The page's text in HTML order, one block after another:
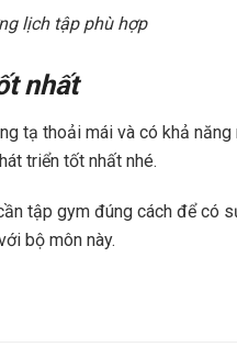
lịch tập phù hợp
nhất
tạ thoải mái và có khả
triển tốt nhất nhé.
tập gym đúng cách để có
bộ môn này.